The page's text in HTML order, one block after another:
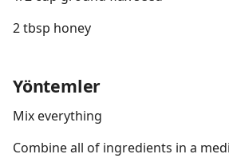
2 tbsp honey
Yöntemler
Mix everything
Combine all of ingredients in a